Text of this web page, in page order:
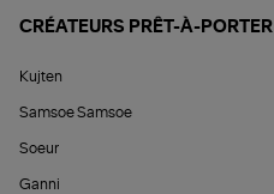
CRÉATEURS PRÊT-À-PORTER
Kujten
Samsoe Samsoe
Soeur
Ganni